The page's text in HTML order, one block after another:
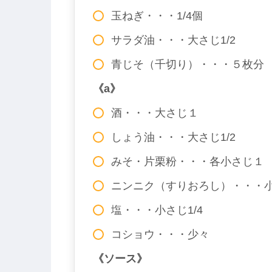
玉ねぎ・・・1/4個
サラダ油・・・大さじ1/2
青じそ（千切り）・・・５枚分
《a》
酒・・・大さじ１
しょう油・・・大さじ1/2
みそ・片栗粉・・・各小さじ１
ニンニク（すりおろし）・・・
塩・・・小さじ1/4
コショウ・・・少々
《ソース》